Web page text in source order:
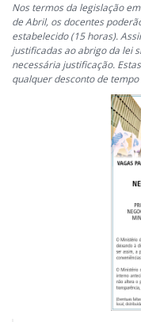
Nos termos da legislação
de Abril, os docentes
estabelecido (15 horas).
justificadas ao abrigo da lei
necessária justificação.
qualquer desconto de